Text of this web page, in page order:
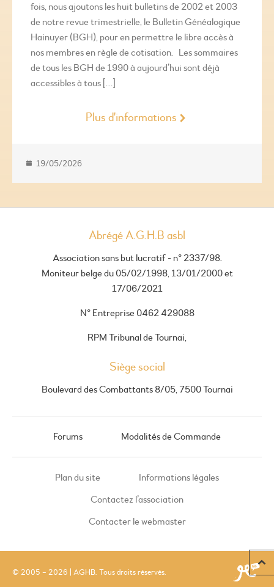
fois, nous ajoutons les huit bulletins de 2002 et 2003
de notre revue trimestrielle, le Bulletin Généalogique
Hainuyer (BGH), pour en permettre le libre accès à
nos membres en règle de cotisation. Les sommaires
de tous les BGH de 1990 à aujourd’hui sont déjà
accessibles à tous […]
Plus d'informations
19/05/2026
Abrégé A.G.H.B asbl
Association sans but lucratif - n° 2337/98.
Moniteur belge du 05/02/1998, 13/01/2000 et
17/06/2021
N° Entreprise 0462 429088
RPM Tribunal de Tournai,
Siège social
Boulevard des Combattants 8/05, 7500 Tournai
Forums Modalités de Commande
Plan du site
Informations légales
Contactez l’association
Contacter le webmaster
© 2005 – 2026 | AGHB. Tous droits réservés.